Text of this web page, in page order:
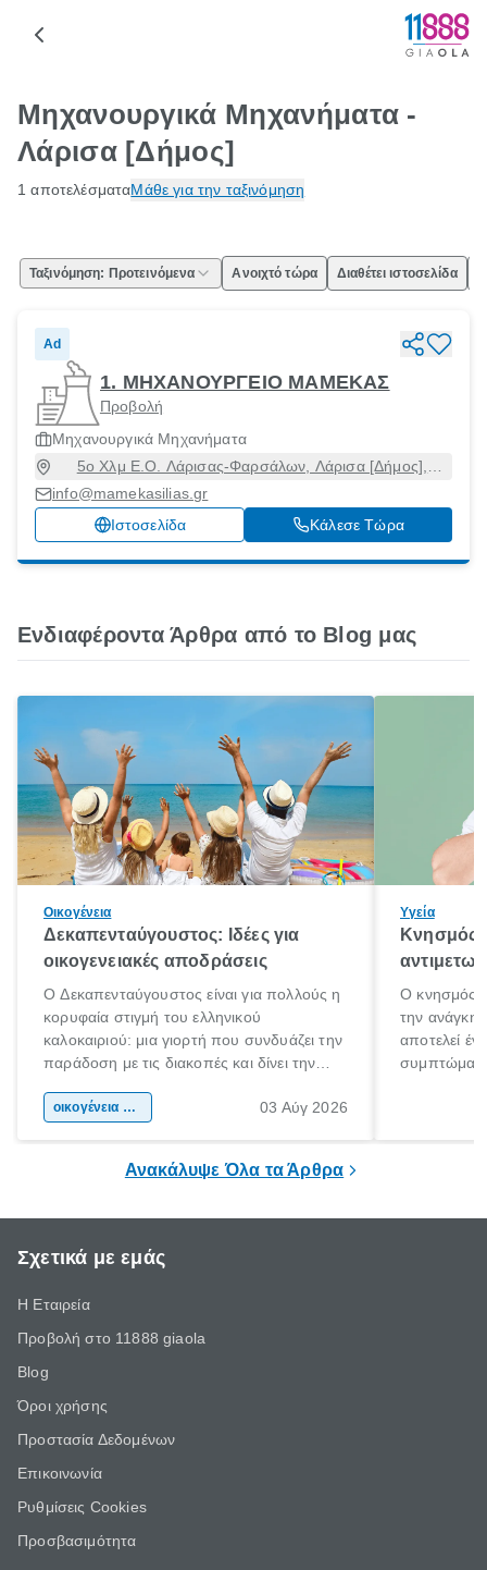
Μηχανουργικά Μηχανήματα -
Λάρισα [Δήμος]
1 αποτελέσματαΜάθε για την ταξινόμηση
Ταξινόμηση: Προτεινόμενα Ανοιχτό τώρα Διαθέτει ιστοσελίδα
Ad
1. ΜΗΧΑΝΟΥΡΓΕΙΟ ΜΑMΕΚΑΣ
Προβολή
Μηχανουργικά Μηχανήματα
5ο Χλμ Ε.Ο. Λάρισας-Φαρσάλων, Λάρισα [Δήμος],
Λάρισα, 41500
info@mamekasilias.gr
Ιστοσελίδα
Κάλεσε Τώρα
Ενδιαφέροντα Άρθρα από το Blog μας
Οικογένεια
Δεκαπενταύγουστος: Ιδέες για
οικογενειακές αποδράσεις
Ο Δεκαπενταύγουστος είναι για πολλούς η
κορυφαία στιγμή του ελληνικού
καλοκαιριού: μια γιορτή που συνδυάζει την
παράδοση με τις διακοπές και δίνει την
χώρας. Είτε πρόκειται για λίγες μέρες
οικογένεια & παιδί 03 Αύγ 2026
Υγεία
Κνησμός:
Ο κνησμός
την ανάγκη
αποτελεί
Ανακάλυψε Όλα τα Άρθρα
Σχετικά με εμάς
Η Εταιρεία
Προβολή στο 11888 giaola
Blog
Όροι χρήσης
Προστασία Δεδομένων
Επικοινωνία
Ρυθμίσεις Cookies
Προσβασιμότητα